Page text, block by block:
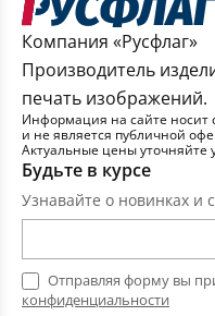
Компания «Русфлаг»
Производитель
печать изображений.
Информация на сайте носит
и не является публичной
Актуальные цены уточняйте
Будьте в курсе
Узнавайте о новинках и
Отправляя форму вы
конфиденциальности